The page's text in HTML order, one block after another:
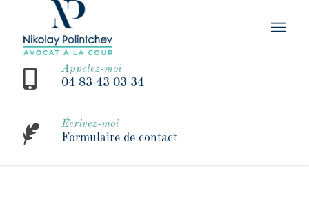
Appelez-moi
04 83 43 03 34
Écrivez-moi
Formulaire de contact